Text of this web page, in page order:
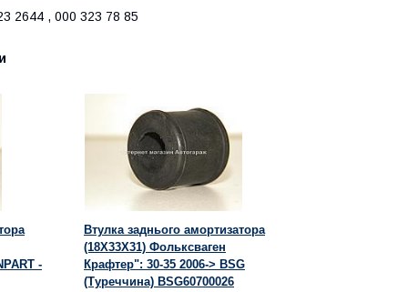
2644 , 000 323 78 85
-
Втулка заднього амортизатора
(18X33X31) Фольксваген
Крафтер": 30-35 2006-> BSG
(Туреччина) BSG60700026